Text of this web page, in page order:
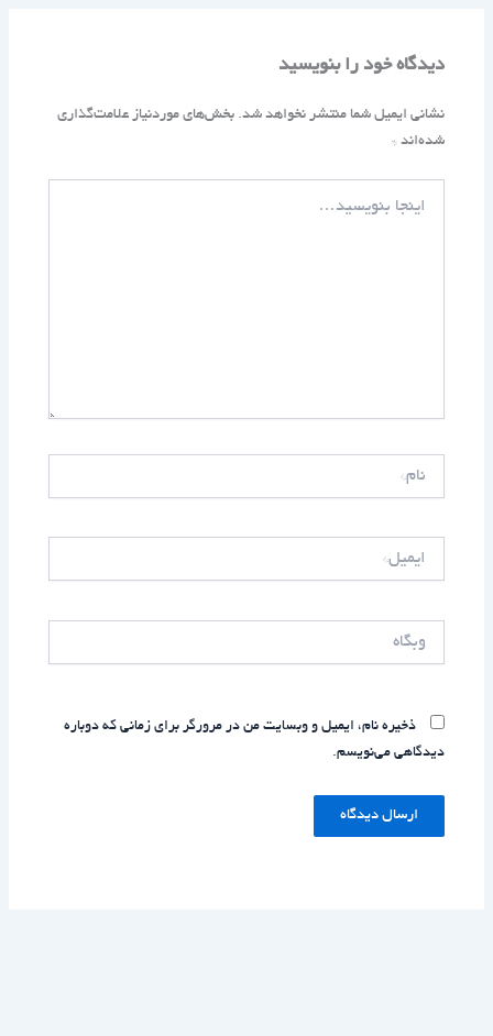
دیدگاه‌ خود را بنویسید
نشانی ایمیل شما منتشر نخواهد شد. بخش‌های موردنیاز علامت‌گذاری
شده‌اند*
بنویسید…
ذخیره نام، ایمیل و وبسایت من در مرورگر برای زمانی که دوباره
دیدگاهی می‌نویسم.